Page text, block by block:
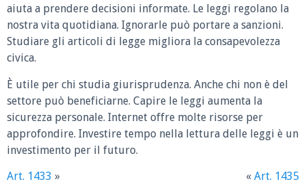
aiuta a prendere decisioni informate. Le leggi regolano la
nostra vita quotidiana. Ignorarle può portare a sanzioni.
Studiare gli articoli di legge migliora la consapevolezza
civica.
È utile per chi studia giurisprudenza. Anche chi non è del
settore può beneficiarne. Capire le leggi aumenta la
sicurezza personale. Internet offre molte risorse per
approfondire. Investire tempo nella lettura delle leggi è un
investimento per il futuro.
Art. 1433 » « Art. 1435